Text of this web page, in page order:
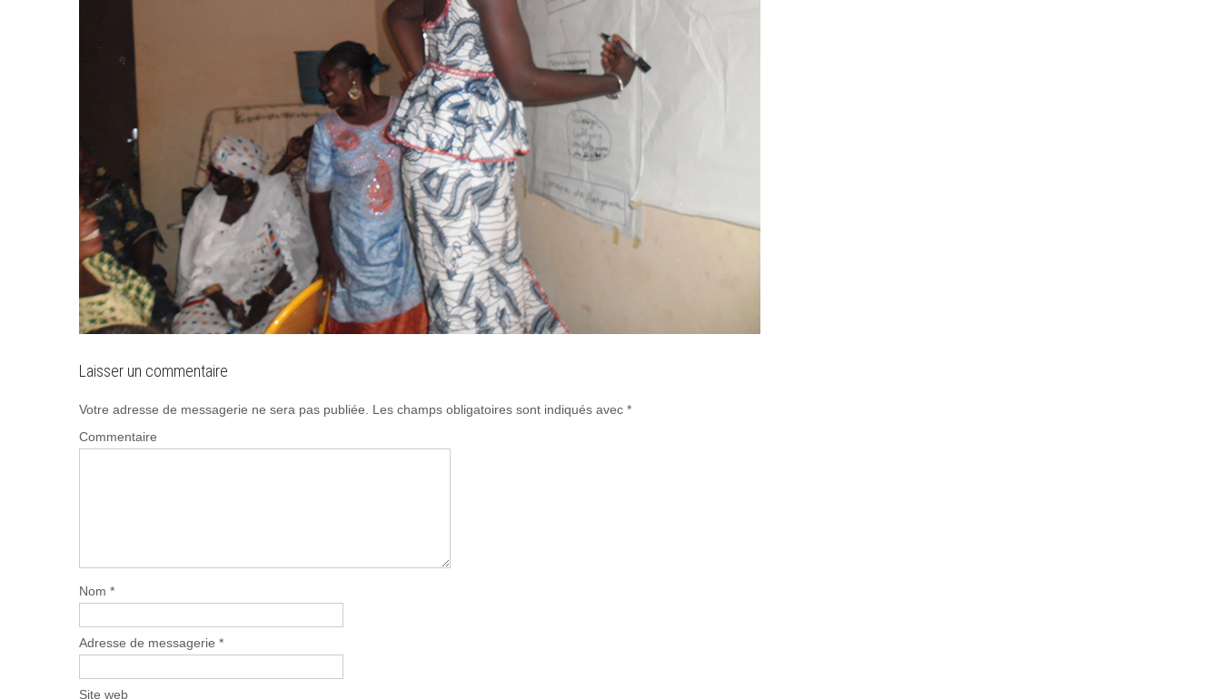
Laisser un commentaire
Votre adresse de messagerie ne sera pas publiée. Les champs obligatoires sont indiqués avec *
Commentaire
Nom *
Adresse de messagerie *
Site web